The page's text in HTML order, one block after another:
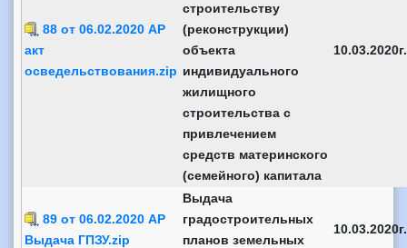
88 от 06.02.2020 АР
акт
осведельствования.zip
строительству
(реконструкции)
объекта
индивидуального
жилищного
строительства с
привлечением
средств материнского
(семейного) капитала
10.03.2020г.
89 от 06.02.2020 АР
Выдача ГПЗУ.zip
Выдача
градостроительных
планов земельных
10.03.2020г.